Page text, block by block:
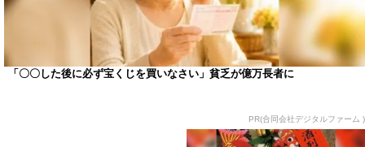
「〇〇した後に必ず宝くじを買いなさい」貧乏が億万長者に
PR(合同会社デジタルファーム )